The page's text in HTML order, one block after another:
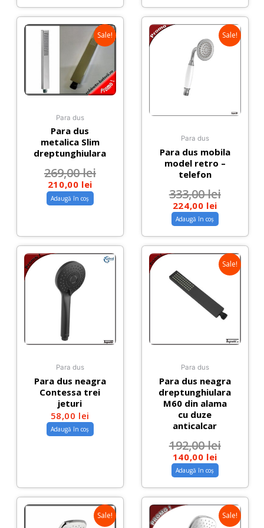
Sale!
Para dus
Para dus
metalica Slim
dreptunghiulara
269,00lei
210,00 lei
Adaugă în coș
Sale!
Para dus
Para dus mobila
model retro –
telefon
333,00lei
224,00 lei
Adaugă în coș
Para dus
Para dus neagra
Contessa trei
jeturi
58,00 lei
Adaugă în coș
Sale!
Para dus
Para dus neagra
dreptunghiulara
M60 din alama
cu duze
anticalcar
192,00lei
140,00 lei
Adaugă în coș
Sale! Sale!